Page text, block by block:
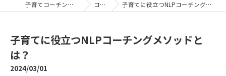
子育てコーチングならYTC コラム 子育てに役立つNLPコーチングメソッドとは？
子育てに役立つNLPコーチングメソッドと
は？
2024/03/01